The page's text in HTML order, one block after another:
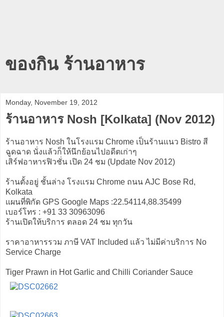
ของกิน ร้านอาหาร
Monday, November 19, 2012
ร้านอาหาร Nosh [Kolkata] (Nov 2012)
ร้านอาหาร Nosh ในโรงแรม Chrome เป็นร้านแนว Bistro สี
ฉูดฉาด นั่งแล้วก็ให้นึกย้อนไปอดีตเก่าๆ
เสิร์ฟอาหารฟิวชั่น เปิด 24 ชม (Update Nov 2012)
ร้านตั้งอยู่ ชั้นล่าง โรงแรม Chrome ถนน AJC Bose Rd,
Kolkata
แผนที่พิกัด GPS Google Maps :22.54114,88.35499
เบอร์โทร : +91 33 30963096
ร้านเปิดให้บริการ ตลอด 24 ชม ทุกวัน
ราคาอาหารรวม ภาษี VAT Included แล้ว ไม่มีค่าบริการ No
Service Charge
Tiger Prawn in Hot Garlic and Chilli Coriander Sauce